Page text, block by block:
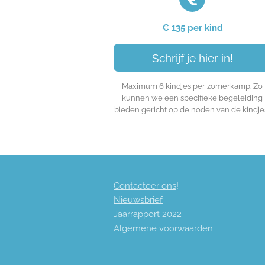
€ 135 per kind
Schrijf je hier in!
Maximum 6 kindjes per zomerkamp. Zo
kunnen we een specifieke begeleiding
bieden gericht op de noden van de
Contacteer ons!
Nieuwsbrief
Jaarrapport 2022
Algemene voorwaarden